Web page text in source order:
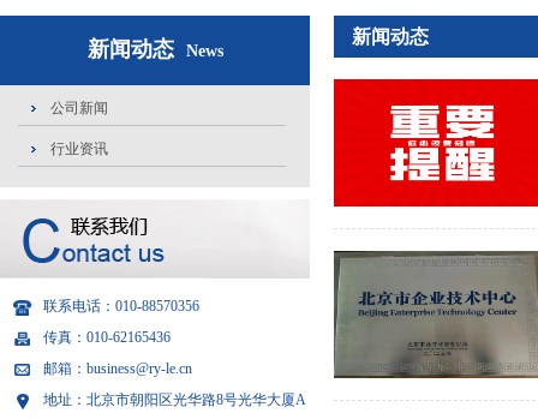
新闻动态 News
公司新闻
行业资讯
联系电话：010-88570356
传真：010-62165436
邮箱：business@ry-le.cn
地址：北京市朝阳区光华路8号光华大厦A
新闻动态